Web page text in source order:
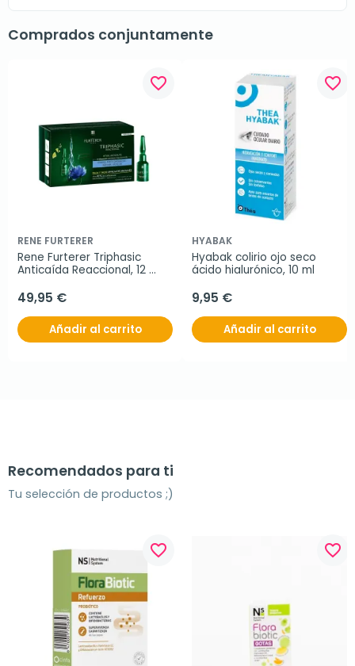
Comprados conjuntamente
favorite_border
RENE FURTERER
Rene Furterer Triphasic
Anticaída Reaccional, 12
49,95 €
Añadir al carrito
favorite_border
HYABAK
Hyabak colirio ojo seco
ácido hialurónico, 10 ml
9,95 €
Añadir al carrito
Recomendados para ti
Tu selección de productos ;)
favorite_border favorite_border